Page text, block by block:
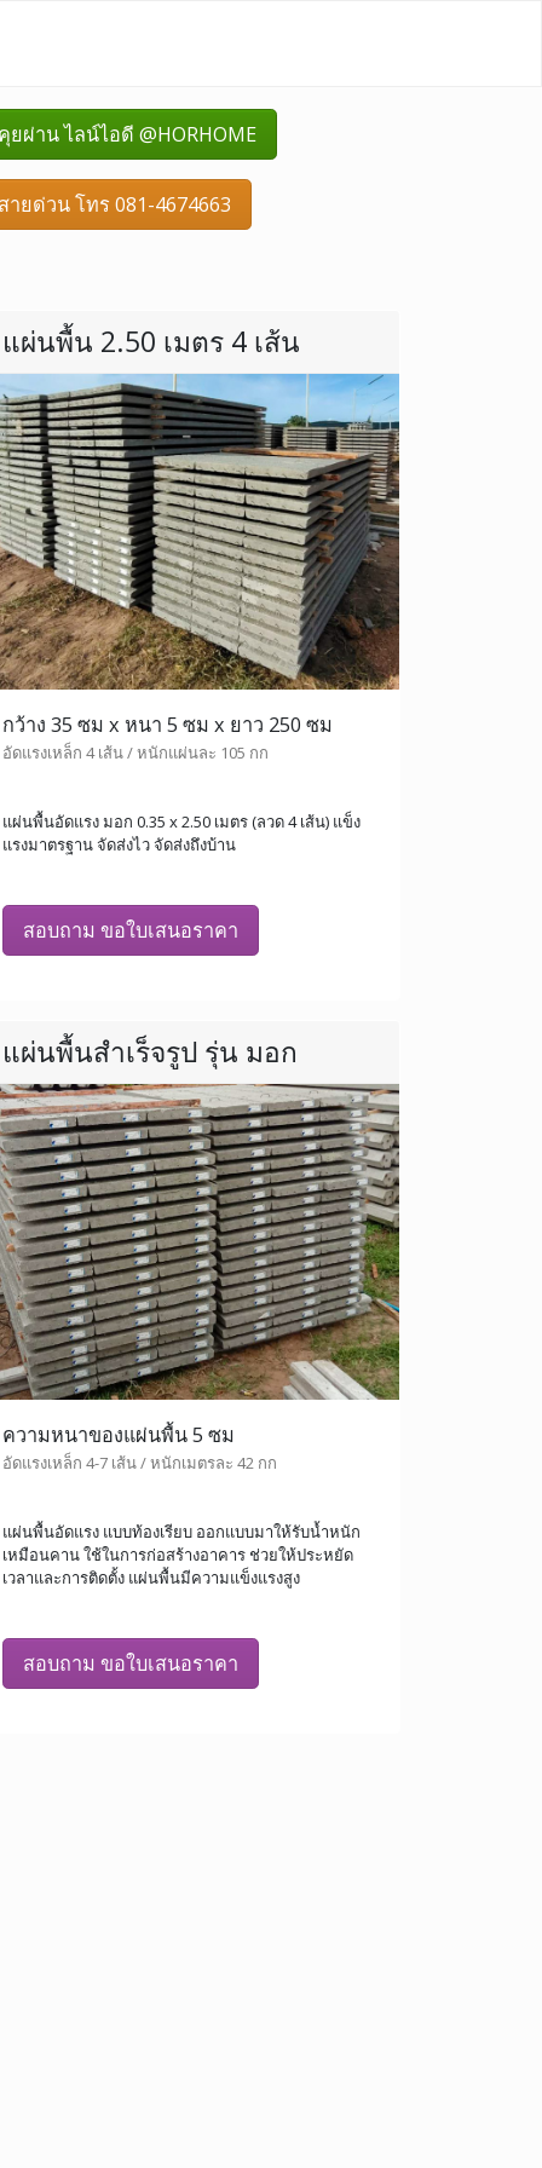
คุยผ่าน ไลน์ไอดี @HORHOME
สายด่วน โทร 081-4674663
แผ่นพื้น 2.50 เมตร 4 เส้น
กว้าง 35 ซม x หนา 5 ซม x ยาว 250 ซม
อัดแรงเหล็ก 4 เส้น / หนักแผ่นละ 105 กก
แผ่นพื้นอัดแรง มอก 0.35 x 2.50 เมตร (ลวด 4 เส้น) แข็ง
แรงมาตรฐาน จัดส่งไว จัดส่งถึงบ้าน
สอบถาม ขอใบเสนอราคา
แผ่นพื้นสำเร็จรูป รุ่น มอก
ความหนาของแผ่นพื้น 5 ซม
อัดแรงเหล็ก 4-7 เส้น / หนักเมตรละ 42 กก
แผ่นพื้นอัดแรง แบบท้องเรียบ ออกแบบมาให้รับน้ำหนัก
เหมือนคาน ใช้ในการก่อสร้างอาคาร ช่วยให้ประหยัด
เวลาและการติดตั้ง แผ่นพื้นมีความแข็งแรงสูง
สอบถาม ขอใบเสนอราคา